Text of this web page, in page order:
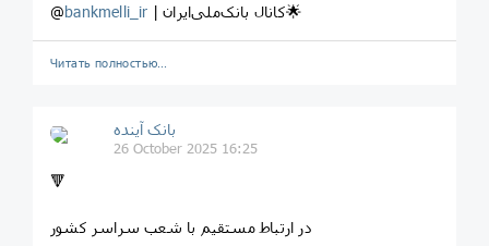
@bankmelli_ir | کانال بانک‌ملی‌ایران🌟
Читать полностью…
بانک آینده
26 October 2025 16:25
🔻
در ارتباط مستقیم با شعب سراسر کشور